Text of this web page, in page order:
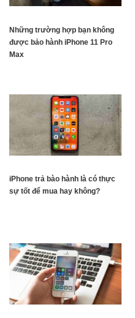
Những trường hợp bạn không
được bảo hành iPhone 11 Pro
Max
iPhone trả bào hành là có thực
sự tốt để mua hay không?